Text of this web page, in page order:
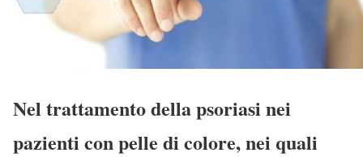
Nel trattamento della psoriasi nei
pazienti con pelle di colore, nei quali